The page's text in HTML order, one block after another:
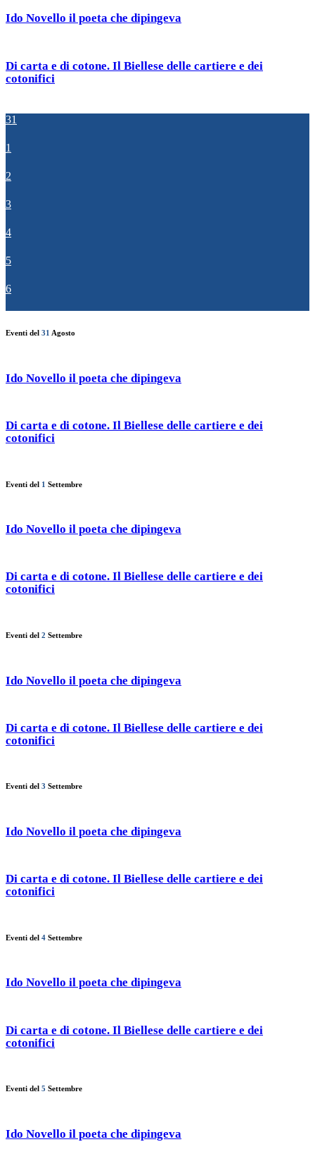
Ido Novello il poeta che dipingeva
Di carta e di cotone. Il Biellese delle cartiere e dei
cotonifici
31
1
2
3
4
5
6
Eventi del 31 Agosto
Ido Novello il poeta che dipingeva
Di carta e di cotone. Il Biellese delle cartiere e dei
cotonifici
Eventi del 1 Settembre
Ido Novello il poeta che dipingeva
Di carta e di cotone. Il Biellese delle cartiere e dei
cotonifici
Eventi del 2 Settembre
Ido Novello il poeta che dipingeva
Di carta e di cotone. Il Biellese delle cartiere e dei
cotonifici
Eventi del 3 Settembre
Ido Novello il poeta che dipingeva
Di carta e di cotone. Il Biellese delle cartiere e dei
cotonifici
Eventi del 4 Settembre
Ido Novello il poeta che dipingeva
Di carta e di cotone. Il Biellese delle cartiere e dei
cotonifici
Eventi del 5 Settembre
Ido Novello il poeta che dipingeva